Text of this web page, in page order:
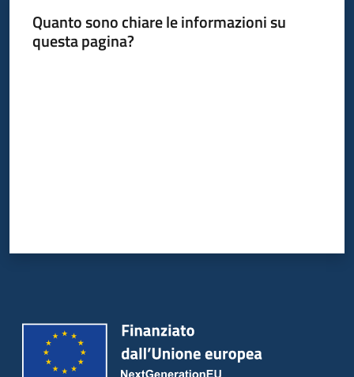
Quanto sono chiare le informazioni su
questa pagina?